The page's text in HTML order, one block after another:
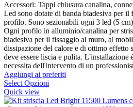
Accessori: Tappi chiusura canalina,
Led sono dotate di banda biadesiva per il
profilo. Sono sezionabili ogni 3 led (5
Ogni profilo in alluminio/canalina per
biadesiva per il fissaggio al muro, al
dissipazione del calore e di ottimo effetto
deve essere liscia e pulita. L'installazione
necessita dell'intervento di un
Aggiungi ai preferiti
Select Opzioni
Quick view